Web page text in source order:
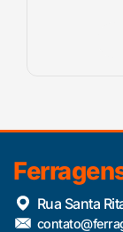
Rua Santa